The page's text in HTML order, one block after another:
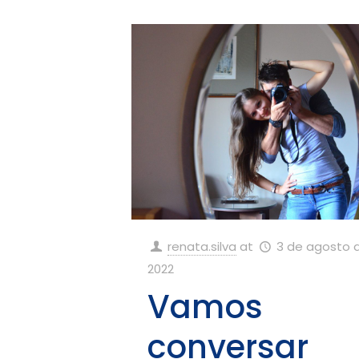
renata.silva at
3 de agosto
2022
Vamos
conversar